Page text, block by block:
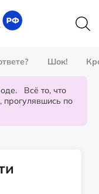
Шок!
Всё то, что
прогулявшись по